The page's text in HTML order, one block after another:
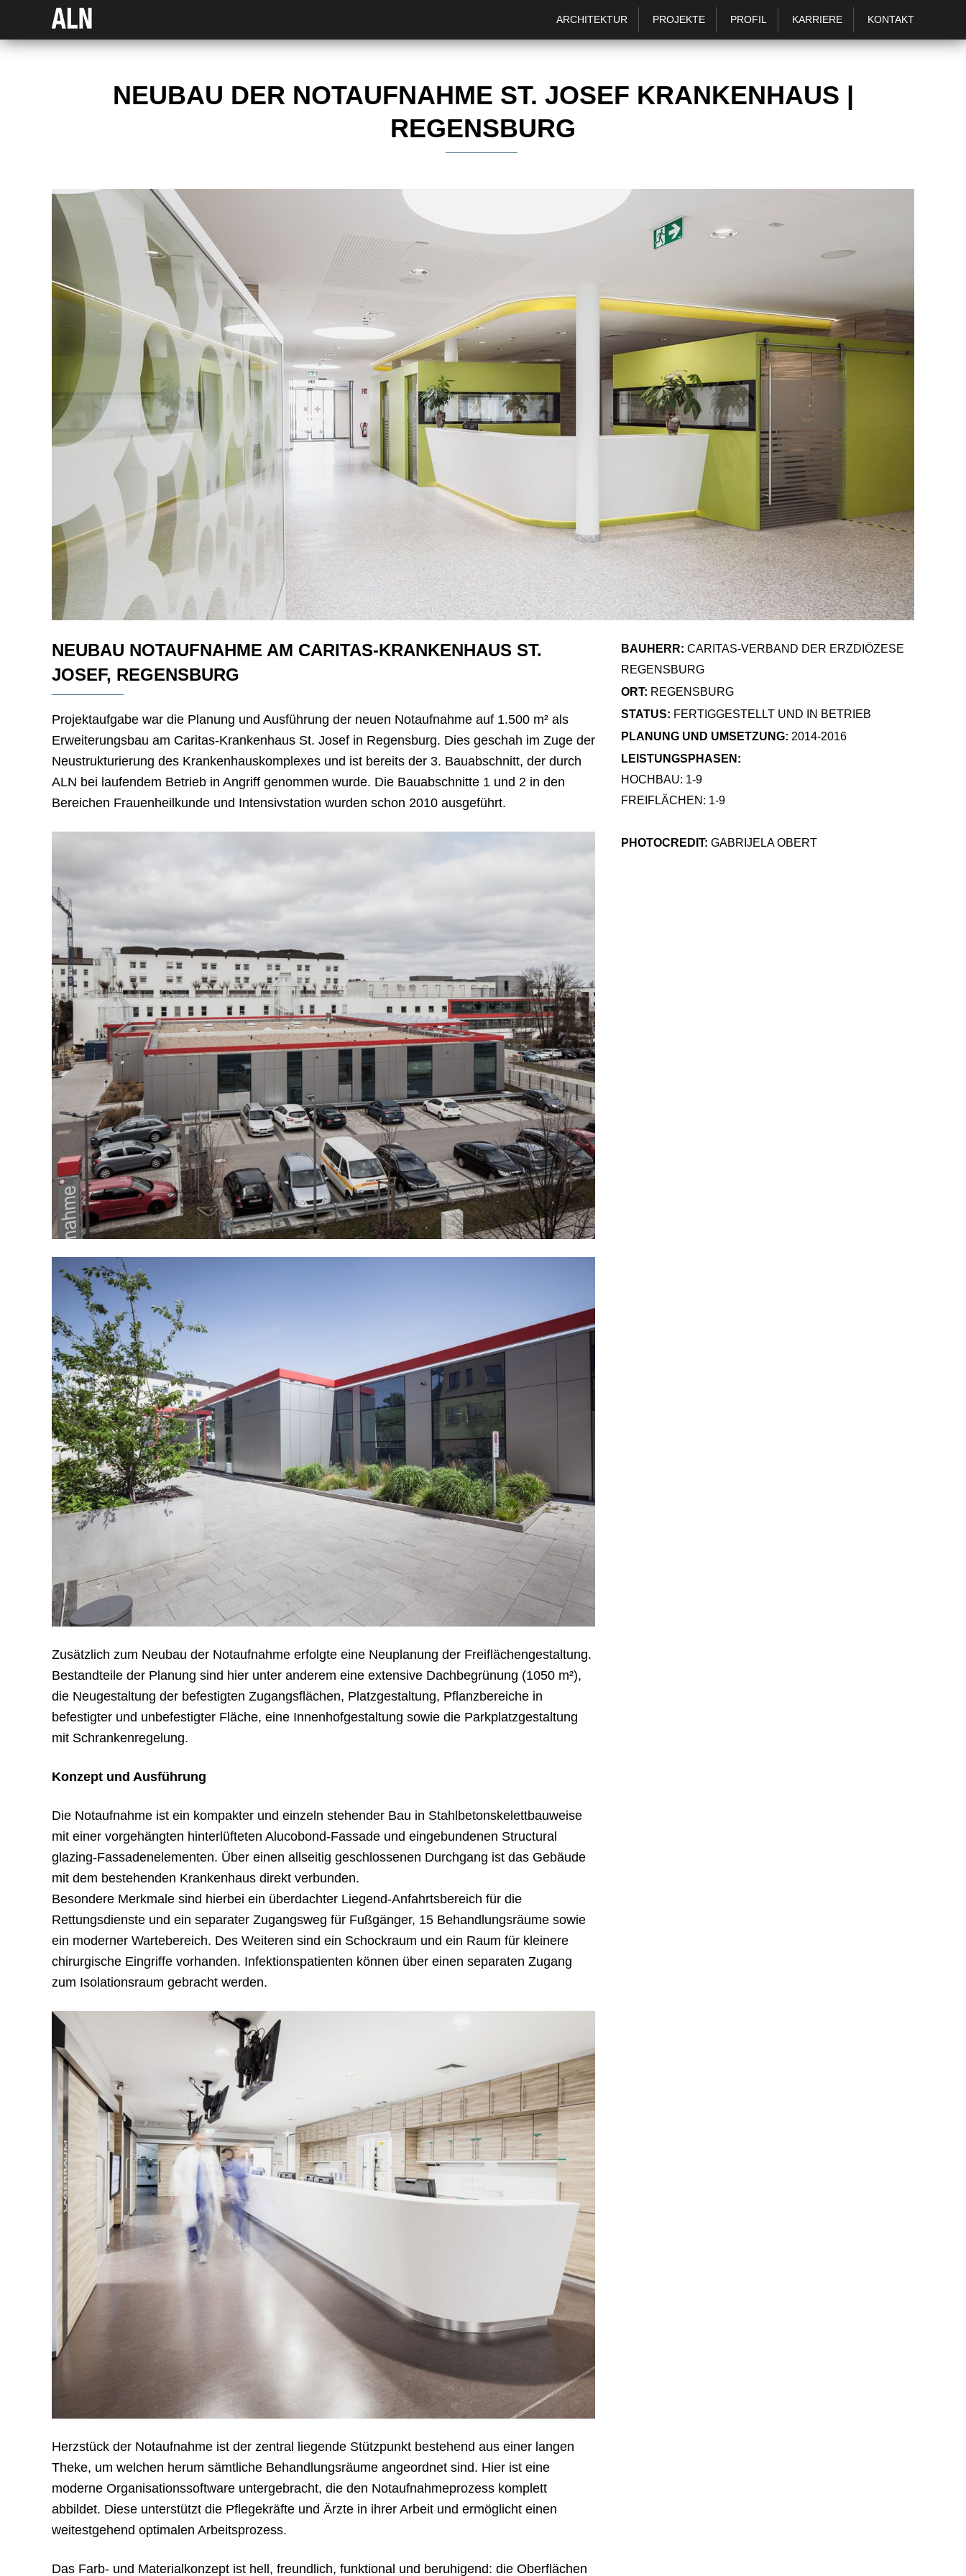
ARCHITEKTUR PROJEKTE PROFIL KARRIERE KONTAKT
NEUBAU DER NOTAUFNAHME ST. JOSEF KRANKENHAUS |
REGENSBURG
NEUBAU NOTAUFNAHME AM CARITAS-KRANKENHAUS ST.
JOSEF, REGENSBURG
Projektaufgabe war die Planung und Ausführung der neuen Notaufnahme auf 1.500 m² als
Erweiterungsbau am Caritas-Krankenhaus St. Josef in Regensburg. Dies geschah im Zuge der
Neustrukturierung des Krankenhauskomplexes und ist bereits der 3. Bauabschnitt, der durch
ALN bei laufendem Betrieb in Angriff genommen wurde. Die Bauabschnitte 1 und 2 in den
Bereichen Frauenheilkunde und Intensivstation wurden schon 2010 ausgeführt.
Zusätzlich zum Neubau der Notaufnahme erfolgte eine Neuplanung der Freiflächengestaltung.
Bestandteile der Planung sind hier unter anderem eine extensive Dachbegrünung (1050 m²),
die Neugestaltung der befestigten Zugangsflächen, Platzgestaltung, Pflanzbereiche in
befestigter und unbefestigter Fläche, eine Innenhofgestaltung sowie die Parkplatzgestaltung
mit Schrankenregelung.
Konzept und Ausführung
Die Notaufnahme ist ein kompakter und einzeln stehender Bau in Stahlbetonskelettbauweise
mit einer vorgehängten hinterlüfteten Alucobond-Fassade und eingebundenen Structural
glazing-Fassadenelementen. Über einen allseitig geschlossenen Durchgang ist das Gebäude
mit dem bestehenden Krankenhaus direkt verbunden.
Besondere Merkmale sind hierbei ein überdachter Liegend-Anfahrtsbereich für die
Rettungsdienste und ein separater Zugangsweg für Fußgänger, 15 Behandlungsräume sowie
ein moderner Wartebereich. Des Weiteren sind ein Schockraum und ein Raum für kleinere
chirurgische Eingriffe vorhanden. Infektionspatienten können über einen separaten Zugang
zum Isolationsraum gebracht werden.
Herzstück der Notaufnahme ist der zentral liegende Stützpunkt bestehend aus einer langen
Theke, um welchen herum sämtliche Behandlungsräume angeordnet sind. Hier ist eine
moderne Organisationssoftware untergebracht, die den Notaufnahmeprozess komplett
abbildet. Diese unterstützt die Pflegekräfte und Ärzte in ihrer Arbeit und ermöglicht einen
weitestgehend optimalen Arbeitsprozess.
Das Farb- und Materialkonzept ist hell, freundlich, funktional und beruhigend: die Oberflächen
BAUHERR: CARITAS-VERBAND DER ERZDIÖZESE
REGENSBURG
ORT: REGENSBURG
STATUS: FERTIGGESTELLT UND IN BETRIEB
PLANUNG UND UMSETZUNG: 2014-2016
LEISTUNGSPHASEN:
HOCHBAU: 1-9
FREIFLÄCHEN: 1-9
PHOTOCREDIT: GABRIJELA OBERT